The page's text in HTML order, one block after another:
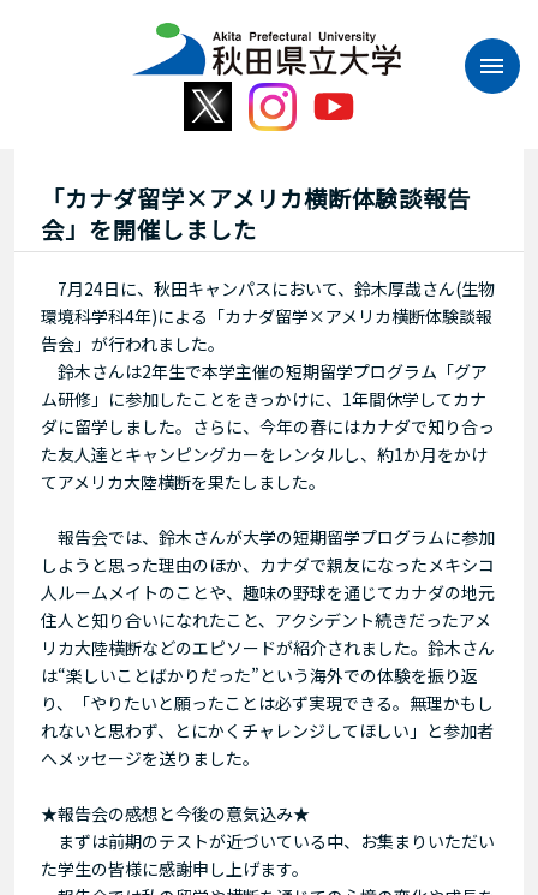
「カナダ留学×アメリカ横断体験談報告
会」を開催しました
7月24日に、秋田キャンパスにおいて、鈴木厚哉さん(生物
環境科学科4年)による「カナダ留学×アメリカ横断体験談報
告会」が行われました。
鈴木さんは2年生で本学主催の短期留学プログラム「グア
ム研修」に参加したことをきっかけに、1年間休学してカナ
ダに留学しました。さらに、今年の春にはカナダで知り合っ
た友人達とキャンピングカーをレンタルし、約1か月をかけ
てアメリカ大陸横断を果たしました。
報告会では、鈴木さんが大学の短期留学プログラムに参加
しようと思った理由のほか、カナダで親友になったメキシコ
人ルームメイトのことや、趣味の野球を通じてカナダの地元
住人と知り合いになれたこと、アクシデント続きだったアメ
リカ大陸横断などのエピソードが紹介されました。鈴木さん
は“楽しいことばかりだった”という海外での体験を振り返
り、「やりたいと願ったことは必ず実現できる。無理かもし
れないと思わず、とにかくチャレンジしてほしい」と参加者
へメッセージを送りました。
★報告会の感想と今後の意気込み★
まずは前期のテストが近づいている中、お集まりいただい
た学生の皆様に感謝申し上げます。